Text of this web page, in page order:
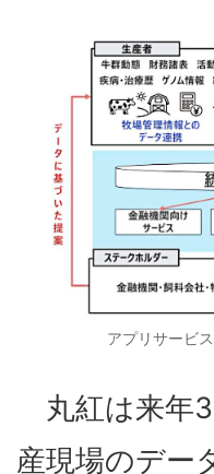
アプリサービ
丸紅は来年
産現場のデー